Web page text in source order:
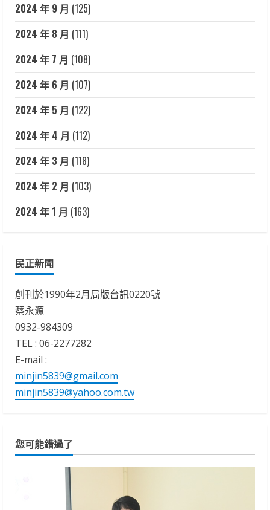
2024 年 9 月 (125)
2024 年 8 月 (111)
2024 年 7 月 (108)
2024 年 6 月 (107)
2024 年 5 月 (122)
2024 年 4 月 (112)
2024 年 3 月 (118)
2024 年 2 月 (103)
2024 年 1 月 (163)
民正新聞
創刊於1990年2月局版台訊0220號
蔡永源
0932-984309
TEL : 06-2277282
E-mail :
minjin5839@gmail.com
minjin5839@yahoo.com.tw
您可能錯過了